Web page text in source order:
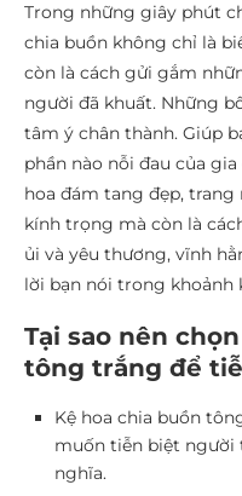
Trong những giây phút
chia buồn không chỉ là
còn là cách gửi gắm
người đã khuất. Những
tâm ý chân thành. Giúp
phần nào nỗi đau của
hoa đám tang đẹp,
kính trọng mà còn là
ủi và yêu thương, vĩnh
lời bạn nói trong khoảnh
Tại sao nên
tông trắng để
Kệ hoa chia buồn
muốn tiễn biệt người
nghĩa.